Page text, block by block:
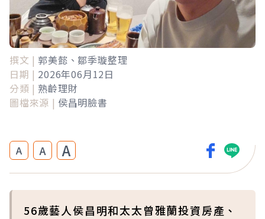
撰文 | 郭美懿、鄒季璇整理
日期 | 2026年06月12日
分類 | 熟齡理財
圖檔來源 | 侯昌明臉書
A A A
56歲藝人侯昌明和太太曾雅蘭投資房產、